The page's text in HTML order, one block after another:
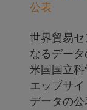
公表
世界貿易
なるデータ
米国国立
エッブサ
データの